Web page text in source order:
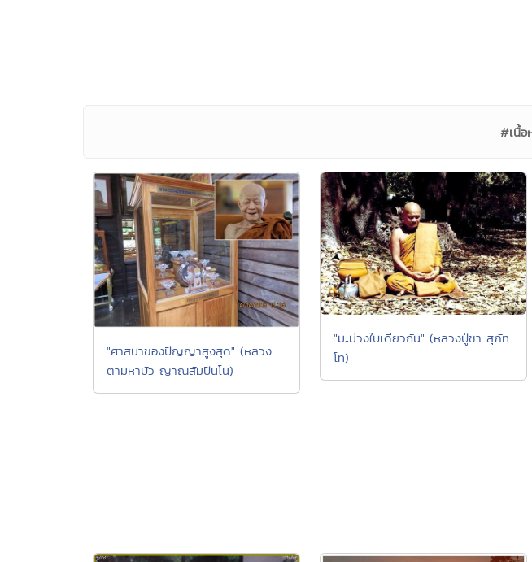
#เนื้อ
"ศาสนาของปัญญาสูงสุด" (หลวง
ตามหาบัว ญาณสัมปันโน)
"มะม่วงใบเดียวกัน" (หลวงปู่ชา สุภัท
โท)